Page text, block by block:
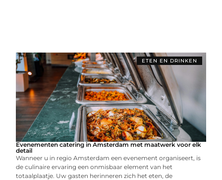
ETEN EN DRINKEN
Evenementen catering in Amsterdam met maatwerk voor elk
detail
Wanneer u in regio Amsterdam een evenement organiseert, is
de culinaire ervaring een onmisbaar element van het
totaalplaatje. Uw gasten herinneren zich het eten, de